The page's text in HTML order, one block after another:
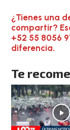
¿Tienes una
compartir?
+52 55 8056
diferencia.
Te